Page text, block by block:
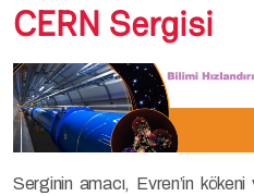
CERN Sergisi
Serginin amacı, Evren’in